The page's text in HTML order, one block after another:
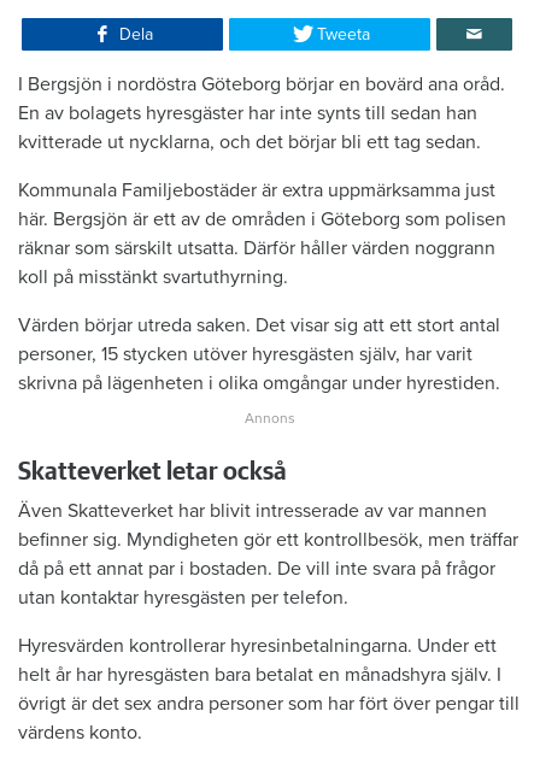
Dela Tweeta
I Bergsjön i nordöstra Göteborg börjar en bovärd ana oråd.
En av bolagets hyresgäster har inte synts till sedan han
kvitterade ut nycklarna, och det börjar bli ett tag sedan.
Kommunala Familjebostäder är extra uppmärksamma just
här. Bergsjön är ett av de områden i Göteborg som polisen
räknar som särskilt utsatta. Därför håller värden noggrann
koll på misstänkt svartuthyrning.
Värden börjar utreda saken. Det visar sig att ett stort antal
personer, 15 stycken utöver hyresgästen själv, har varit
skrivna på lägenheten i olika omgångar under hyrestiden.
Skatteverket letar också
Även Skatteverket har blivit intresserade av var mannen
befinner sig. Myndigheten gör ett kontrollbesök, men träffar
då på ett annat par i bostaden. De vill inte svara på frågor
utan kontaktar hyresgästen per telefon.
Hyresvärden kontrollerar hyresinbetalningarna. Under ett
helt år har hyresgästen bara betalat en månadshyra själv. I
övrigt är det sex andra personer som har fört över pengar till
värdens konto.